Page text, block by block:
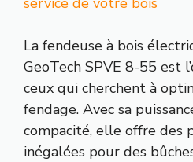
La fendeuse à bois
GeoTech SPVE 8-55 est
ceux qui cherchent à
fendage. Avec sa
compacité, elle offre des
inégalées pour des